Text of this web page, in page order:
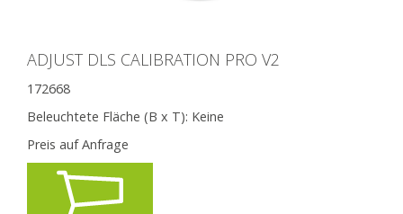
ADJUST DLS CALIBRATION PRO V2
172668
Beleuchtete Fläche (B x T): Keine
Preis auf Anfrage